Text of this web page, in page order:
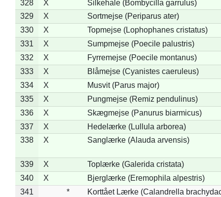
328
X
Silkehale (Bombycilla garrulus)
329
X
Sortmejse (Periparus ater)
330
X
Topmejse (Lophophanes cristatus)
331
X
Sumpmejse (Poecile palustris)
332
X
Fyrremejse (Poecile montanus)
333
X
Blåmejse (Cyanistes caeruleus)
334
X
Musvit (Parus major)
335
X
Pungmejse (Remiz pendulinus)
336
X
Skægmejse (Panurus biarmicus)
337
X
Hedelærke (Lullula arborea)
338
X Sanglærke (Alauda arvensis)
339 X
Toplærke (Galerida cristata)
340
X
Bjerglærke (Eremophila alpestris)
341
* Korttået Lærke (Calandrella